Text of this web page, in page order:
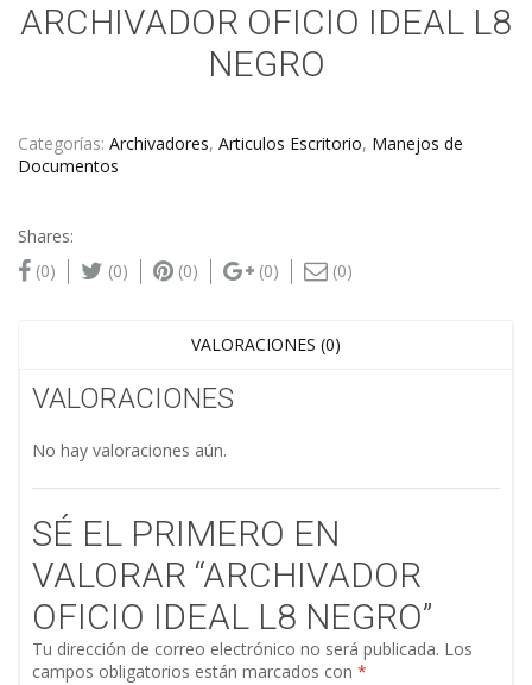
ARCHIVADOR OFICIO IDEAL L8
NEGRO
Categorías: Archivadores, Articulos Escritorio, Manejos de
Documentos
Shares:
(0)
(0) (0) (0) (0)
VALORACIONES (0)
VALORACIONES
No hay valoraciones aún.
SÉ EL PRIMERO EN
VALORAR “ARCHIVADOR
OFICIO IDEAL L8 NEGRO”
Tu dirección de correo electrónico no será publicada. Los
campos obligatorios están marcados con *